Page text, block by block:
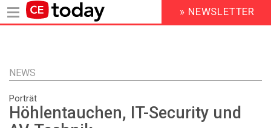
Inhalt
HEADER
MENU
» NEWSLETTER
NEWS
Porträt
Höhlentauchen, IT-Security und